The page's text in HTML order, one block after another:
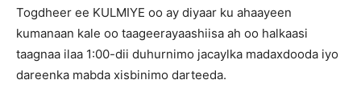
Togdheer ee KULMIYE oo ay diyaar ku ahaayeen
kumanaan kale oo taageerayaashiisa ah oo halkaasi
taagnaa ilaa 1:00-dii duhurnimo jacaylka madaxdooda iyo
dareenka mabda xisbinimo darteeda.